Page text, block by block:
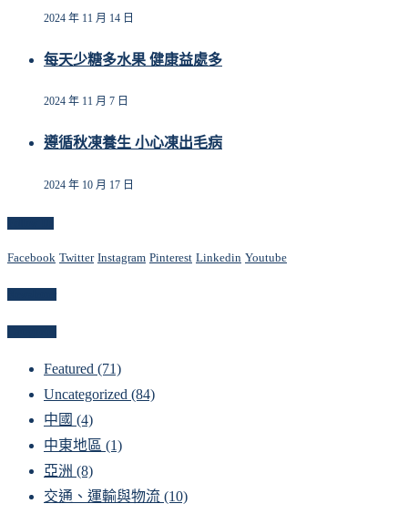
2024 年 11 月 14 日
每天少糖多水果 健康益處多
2024 年 11 月 7 日
遵循秋凍養生 小心凍出毛病
2024 年 10 月 17 日
Facebook Twitter Instagram Pinterest Linkedin Youtube
Featured (71)
Uncategorized (84)
中國 (4)
中東地區 (1)
亞洲 (8)
交通、運輸與物流 (10)